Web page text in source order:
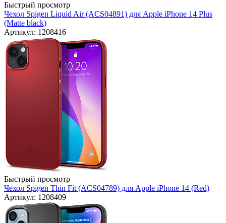
Быстрый просмотр
Чехол Spigen Liquid Air (ACS04891) для Apple iPhone 14 Plus
(Matte black)
Артикул: 1208416
Быстрый просмотр
Чехол Spigen Thin Fit (ACS04789) для Apple iPhone 14 (Red)
Артикул: 1208409